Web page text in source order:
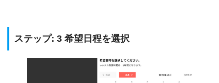
ステップ: 3 希望日程を選択